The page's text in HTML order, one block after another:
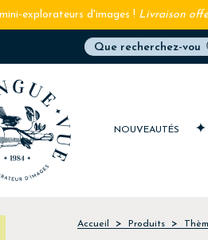
explorateurs d'images ! Livraison
NOUVEAUTÉS
Accueil Produits